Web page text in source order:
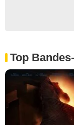
Top